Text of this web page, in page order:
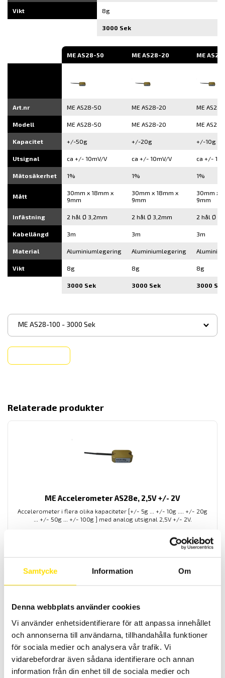
Samtycke Information Om
Denna webbplats använder cookies
Vi använder enhetsidentifierare för att anpassa innehållet
och annonserna till användarna, tillhandahålla funktioner
för sociala medier och analysera vår trafik. Vi
vidarebefordrar även sådana identifierare och annan
information från din enhet till de sociala medier och
Vikt 8g
3000 Sek
ME AS28-50 ME AS28-20 ME
Art.nr ME AS28-50 ME AS28-20 ME AS28-
Modell ME AS28-50 ME AS28-20 ME AS28-
Kapacitet +/-50g +/-20g +/-10g
Utsignal ca +/- 10mV/V ca +/- 10mV/V ca +/-
Mätosäkerhet 1% 1% 1%
Mått
30mm x 18mm x
9mm
30mm x 18mm x
9mm
30mm x
9mm
Infästning 2 hål Ø 3,2mm 2 hål Ø 3,2mm 2 hål Ø
Kabellängd 3m 3m 3m
Material Aluminiumlegering Aluminiumlegering
Vikt 8g 8g 8g
3000 Sek 3000 Sek 3000 Sek
ME AS28-100 - 3000 Sek
▾
Relaterade produkter
ME Accelerometer AS28e, 2,5V +/- 2V
Accelerometer i flera olika kapaciteter [+/- 5g ... +/- 10g .... +/- 20g
... +/- 50g ... +/- 100g ] med analog utsignal 2,5V +/- 2V.
LÄS MER
Pesola Macro Line
Pesola Macro-Line fjädervåg är en smidig fjädervåg med hållfast
anodiserad aluminiumtub med hög upplösning. Finns i flertal olika